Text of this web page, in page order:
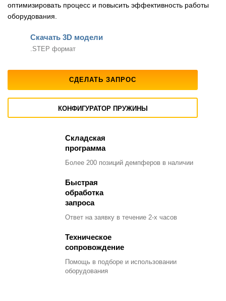
оптимизировать процесс и повысить эффективность работы
оборудования.
Скачать 3D модели
.STEP формат
СДЕЛАТЬ ЗАПРОС
КОНФИГУРАТОР ПРУЖИНЫ
Складская
программа
Более 200 позиций демпферов в наличии
Быстрая
обработка
запроса
Ответ на заявку в течение 2-х часов
Техническое
сопровождение
Помощь в подборе и использовании
оборудования